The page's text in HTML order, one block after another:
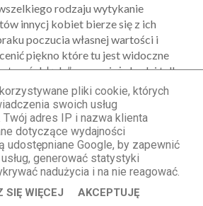
rodzaju wytykanie
innycj kobiet bierze się z ich
poczucia własnej wartości i
piękno które tu jest widoczne
„błędy” a przecież chodzi tylko
ktoś ma czas, chęci, pieniądze i
tego żeby wyglądać cudownie:)
jest inna i nawet w swoim szarym
dostrzegać co w tym życiu jest
decydujemy o sobie a jeśli tak
z siebie niezadowolone to czy
do tego żeby kogoś przez to karcic
cały świat? Może wytykając komuś
pliki cookie, których
swoich usług
Twój adres IP i nazwa klienta
dotyczące wydajności
udostępniane Google, by zapewnić
generować statystyki
nadużycia i na nie reagować.
SIĘ WIĘCEJ AKCEPTUJĘ